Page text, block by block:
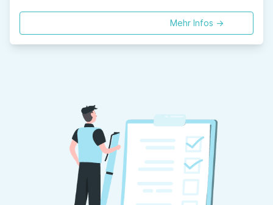
Mehr Infos ->